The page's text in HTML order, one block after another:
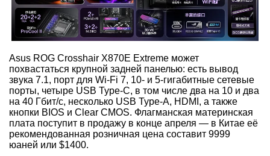
Asus ROG Crosshair X870E Extreme может
похвастаться крупной задней панелью: есть вывод
звука 7.1, порт для Wi-Fi 7, 10- и 5-гигабитные сетевые
порты, четыре USB Type-C, в том числе два на 10 и два
на 40 Гбит/с, несколько USB Type-A, HDMI, а также
кнопки BIOS и Clear CMOS. Флагманская материнская
плата поступит в продажу в конце апреля — в Китае её
рекомендованная розничная цена составит 9999
юаней или $1400.